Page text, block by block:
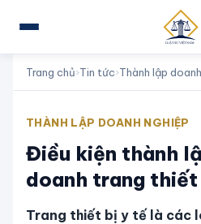
Trang chủ›Tin tức›Thành lập
THÀNH LẬP DOANH NGHIỆP
Điều kiện thành
doanh trang
Trang thiết bị y tế là các